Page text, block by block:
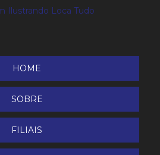
HOME
SOBRE
FILIAIS